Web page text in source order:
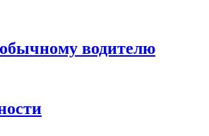
водителю